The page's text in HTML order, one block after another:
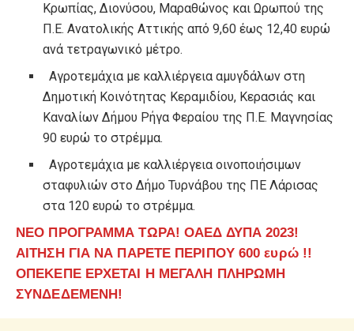
Κρωπίας, ∆ιονύσου, Μαραθώνος και Ωρωπού της
Π.Ε. Ανατολικής Αττικής από 9,60 έως 12,40 ευρώ
ανά τετραγωνικό µέτρο.
Αγροτεµάχια µε καλλιέργεια αµυγδάλων στη
∆ηµοτική Κοινότητας Κεραµιδίου, Κερασιάς και
Καναλίων ∆ήµου Ρήγα Φεραίου της Π.Ε. Μαγνησίας
90 ευρώ το στρέµµα.
Αγροτεµάχια µε καλλιέργεια οινοποιήσιµων
σταφυλιών στο ∆ήµο Τυρνάβου της ΠΕ Λάρισας
στα 120 ευρώ το στρέµµα.
ΝΕΟ ΠΡΟΓΡΑΜΜΑ ΤΩΡΑ! ΟΑΕΔ ΔΥΠΑ 2023!
ΑΙΤΗΣΗ ΓΙΑ ΝΑ ΠΑΡΕΤΕ ΠΕΡΙΠΟΥ 600 ευρώ !!
ΟΠΕΚΕΠΕ ΕΡΧΕΤΑΙ Η ΜΕΓΑΛΗ ΠΛΗΡΩΜΗ
ΣΥΝΔΕΔΕΜΕΝΗ!